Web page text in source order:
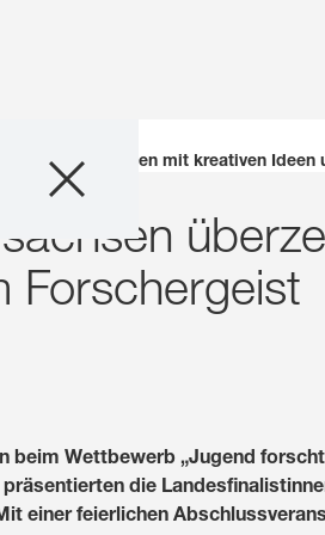
Unternehmen
Geschäftsfelder
Karriere
Innovation
Nachhaltigkeit
überzeugen mit kreativen
Forschergeist
beim Wettbewerb „Jugend
die
einer feierlichen